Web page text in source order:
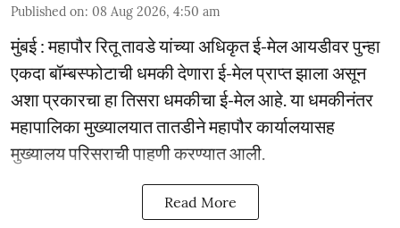
Published on: 08 Aug 2026, 4:50 am
मुंबई : महापौर रितू तावडे यांच्या अधिकृत ई-मेल आयडीवर पुन्हा
एकदा बॉम्बस्फोटाची धमकी देणारा ई-मेल प्राप्त झाला असून
अशा प्रकारचा हा तिसरा धमकीचा ई-मेल आहे. या धमकीनंतर
महापालिका मुख्यालयात तातडीने महापौर कार्यालयासह
मुख्यालय परिसराची पाहणी करण्यात आली.
Read More